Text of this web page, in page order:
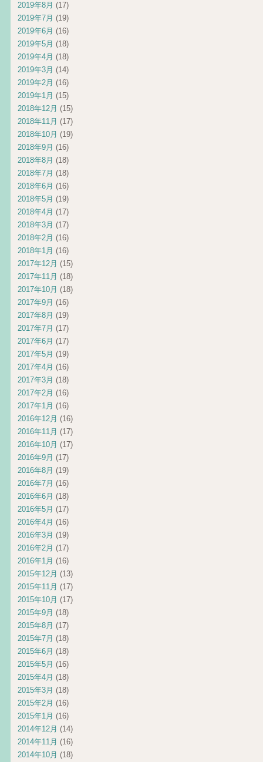
2019年8月 (17)
2019年7月 (19)
2019年6月 (16)
2019年5月 (18)
2019年4月 (18)
2019年3月 (14)
2019年2月 (16)
2019年1月 (15)
2018年12月 (15)
2018年11月 (17)
2018年10月 (19)
2018年9月 (16)
2018年8月 (18)
2018年7月 (18)
2018年6月 (16)
2018年5月 (19)
2018年4月 (17)
2018年3月 (17)
2018年2月 (16)
2018年1月 (16)
2017年12月 (15)
2017年11月 (18)
2017年10月 (18)
2017年9月 (16)
2017年8月 (19)
2017年7月 (17)
2017年6月 (17)
2017年5月 (19)
2017年4月 (16)
2017年3月 (18)
2017年2月 (16)
2017年1月 (16)
2016年12月 (16)
2016年11月 (17)
2016年10月 (17)
2016年9月 (17)
2016年8月 (19)
2016年7月 (16)
2016年6月 (18)
2016年5月 (17)
2016年4月 (16)
2016年3月 (19)
2016年2月 (17)
2016年1月 (16)
2015年12月 (13)
2015年11月 (17)
2015年10月 (17)
2015年9月 (18)
2015年8月 (17)
2015年7月 (18)
2015年6月 (18)
2015年5月 (16)
2015年4月 (18)
2015年3月 (18)
2015年2月 (16)
2015年1月 (16)
2014年12月 (14)
2014年11月 (16)
2014年10月 (18)